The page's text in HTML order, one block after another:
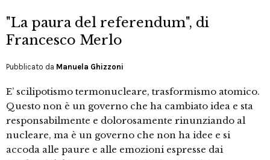
"La paura del referendum", di
Francesco Merlo
Pubblicato da Manuela Ghizzoni
E’ scilipotismo termonucleare, trasformismo atomico.
Questo non è un governo che ha cambiato idea e sta
responsabilmente e dolorosamente rinunziando al
nucleare, ma è un governo che non ha idee e si
accoda alle paure e alle emozioni espresse dai